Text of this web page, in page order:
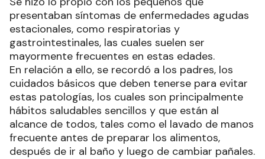
presentaban síntomas de enfermedades agudas
estacionales, como respiratorias y
gastrointestinales, las cuales suelen ser
mayormente frecuentes en estas edades.
En relación a ello, se recordó a los padres, los
cuidados básicos que deben tenerse para evitar
estas patologías, los cuales son principalmente
hábitos saludables sencillos y que están al
alcance de todos, tales como el lavado de manos
frecuente antes de preparar los alimentos,
después de ir al baño y luego de cambiar pañales.